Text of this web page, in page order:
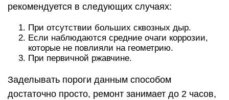
рекомендуется в следующих случаях:
При отсутствии больших сквозных дыр.
Если наблюдаются средние очаги коррозии,
которые не повлияли на геометрию.
При первичной ржавчине.
Заделывать пороги данным способом
достаточно просто, ремонт занимает до 2 часов,